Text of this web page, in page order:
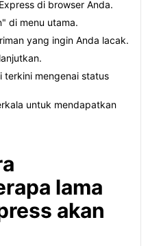
di browser Anda.
di menu utama.
yang ingin Anda lacak.
terkini mengenai status
untuk mendapatkan
lama
akan